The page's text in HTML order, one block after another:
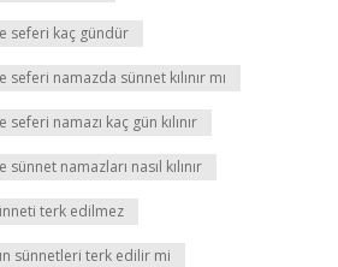
seferi kaç gündür
namazda sünnet kılınır mı
namazı kaç gün kılınır
namazları nasıl kılınır
terk edilmez
sünnetleri terk edilir mi